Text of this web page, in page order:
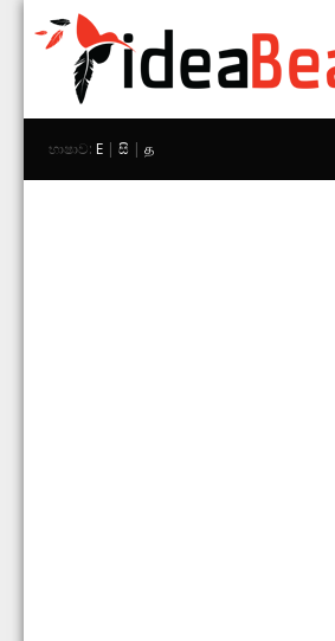
භාෂාව: E | සි | த
මුල් පිටුව